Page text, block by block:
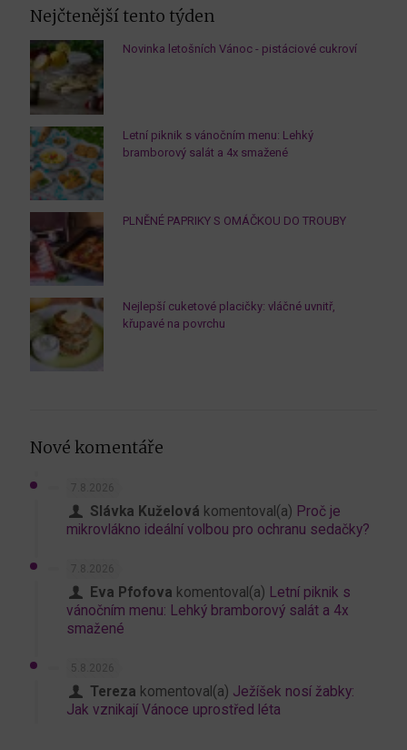
Nejčtenější tento týden
Novinka letošních Vánoc - pistáciové cukroví
Letní piknik s vánočním menu: Lehký
bramborový salát a 4x smažené
PLNĚNÉ PAPRIKY S OMÁČKOU DO TROUBY
Nejlepší cuketové placičky: vláčné uvnitř,
křupavé na povrchu
Nové komentáře
7.8.2026
Slávka Kuželová komentoval(a) Proč je
mikrovlákno ideální volbou pro ochranu sedačky?
7.8.2026
Eva Pfofova komentoval(a) Letní piknik s
vánočním menu: Lehký bramborový salát a 4x
smažené
5.8.2026
Tereza komentoval(a) Ježíšek nosí žabky:
Jak vznikají Vánoce uprostřed léta